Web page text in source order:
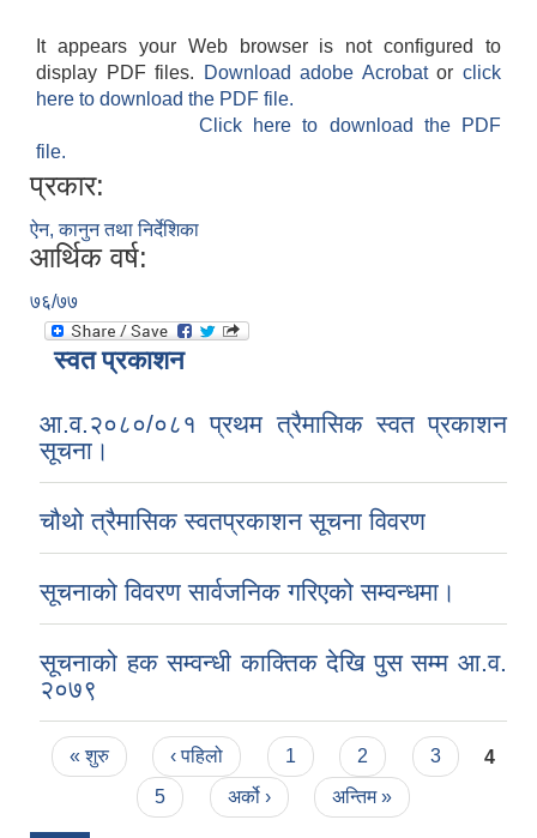
It appears your Web browser is not configured to
display PDF files.
Download adobe Acrobatorclick
here to download the PDF file.
Click here to download the PDF
file.
प्रकार:
ऐन, कानुन तथा निर्देशिका
आर्थिक वर्ष:
७६/७७
स्वत प्रकाशन
आ.व.२०८०/०८१ प्रथम त्रैमासिक स्वत प्रकाशन
सूचना।
चौथो त्रैमासिक स्वतप्रकाशन सूचना विवरण
सूचनाको विवरण सार्वजनिक गरिएको सम्वन्धमा।
सूचनाको हक सम्वन्धी काक्तिक देखि पुस सम्म आ.व.
२०७९
Pages
« शुरु ‹ पहिलो 1 2 3
4
5
अर्को › अन्तिम »